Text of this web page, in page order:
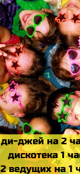
ди-джей на 2
дискотека 1
2 ведущих на 1